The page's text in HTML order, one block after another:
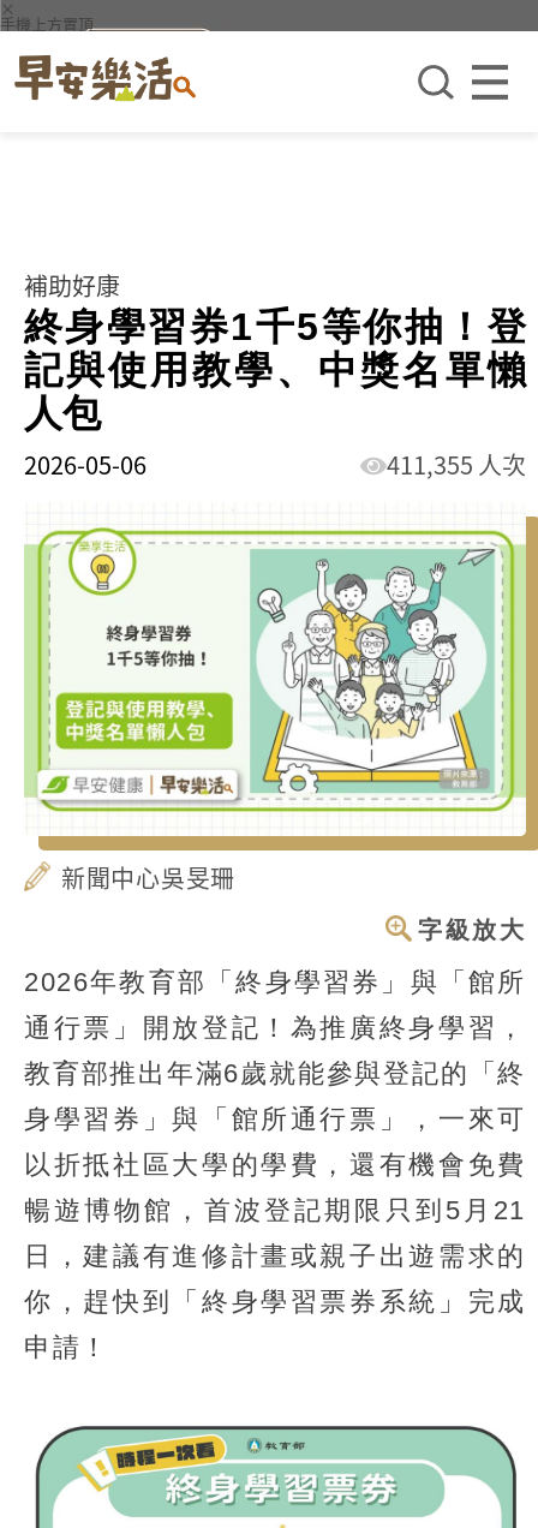
×
手機上方置頂
補助好康
終身學習券1千5等你抽！登
記與使用教學、中獎名單懶
人包
2026-05-06 411,355 人次
新聞中心吳旻珊
字級放大
2026年教育部「終身學習券」與「館所
通行票」開放登記！為推廣終身學習，
教育部推出年滿6歲就能參與登記的「終
身學習券」與「館所通行票」，一來可
以折抵社區大學的學費，還有機會免費
暢遊博物館，首波登記期限只到5月21
日，建議有進修計畫或親子出遊需求的
你，趕快到「終身學習票券系統」完成
申請！